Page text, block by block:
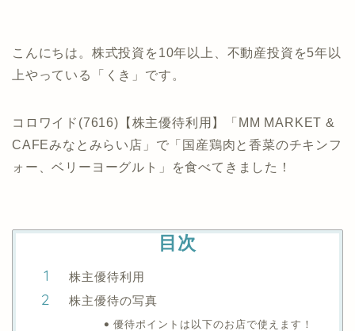
こんにちは。株式投資を10年以上、不動産投資を5年以
上やっている「くき」です。
コロワイド(7616)【株主優待利用】「MM MARKET &
CAFEみなとみらい店」で「国産鶏肉と香菜のチキンフ
ォー、ベリーヨーグルト」を食べてきました！
目次
株主優待利用
株主優待の写真
優待ポイントは以下のお店で使えます！